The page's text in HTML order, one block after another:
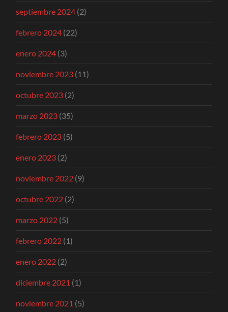
septiembre 2024 (2)
febrero 2024 (22)
enero 2024 (3)
noviembre 2023 (11)
octubre 2023 (2)
marzo 2023 (35)
febrero 2023 (5)
enero 2023 (2)
noviembre 2022 (9)
octubre 2022 (2)
marzo 2022 (5)
febrero 2022 (1)
enero 2022 (2)
diciembre 2021 (1)
noviembre 2021 (5)